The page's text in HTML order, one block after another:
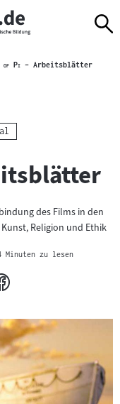
of Pi"– Arbeitsblätter
des Films in den
Religion und Ethik
Minuten zu lesen